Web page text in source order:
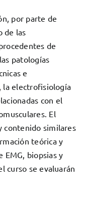
por parte de
de las
de
patologías
e
la electrofisiología
con el
El
contenido similares
teórica y
EMG, biopsias y
curso se evaluarán